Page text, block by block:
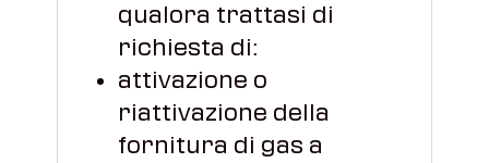
qualora trattasi di
richiesta di:
attivazione o
riattivazione della
fornitura di gas a